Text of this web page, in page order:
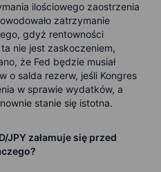
ilościowego zaostrzenia
zatrzymanie
gdyż rentowności
nie jest zaskoczeniem,
że Fed będzie musiał
o salda rezerw, jeśli Kongres
w sprawie wydatków, a
stanie się istotna.
JPY załamuje się przed